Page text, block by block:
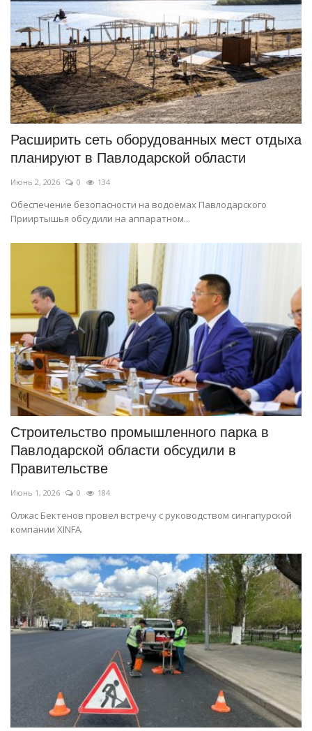
Расширить сеть оборудованных мест отдыха
планируют в Павлодарской области
Июнь 2, 2026 0 134
Обеспечение безопасности на водоёмах Павлодарского
Прииртышья обсудили на аппаратном...
Строительство промышленного парка в
Павлодарской области обсудили в
Правительстве
Июнь 1, 2026 0 184
Олжас Бектенов провел встречу с руководством сингапурской
компании XINFA.